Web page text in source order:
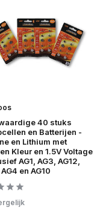
40 stuks
en Batterijen -
en Lithium met
Kleur en 1.5V Voltage
AG1, AG3, AG12,
en AG10